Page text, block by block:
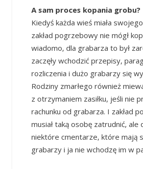
A sam proces kopania grobu?
Kiedyś każda wieś miała
zakład pogrzebowy nie mógł
wiadomo, dla grabarza to był
zaczęły wchodzić przepisy,
rozliczenia i dużo grabarzy się
Rodziny zmarłego również
z otrzymaniem zasiłku, jeśli nie
rachunku od grabarza. I zakład
musiał taką osobę zatrudnić, ale
niektóre cmentarze, które mają
grabarzy i ja nie wchodzę im w